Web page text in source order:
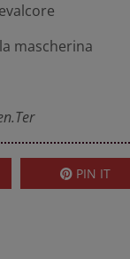
mascherina
PIN IT